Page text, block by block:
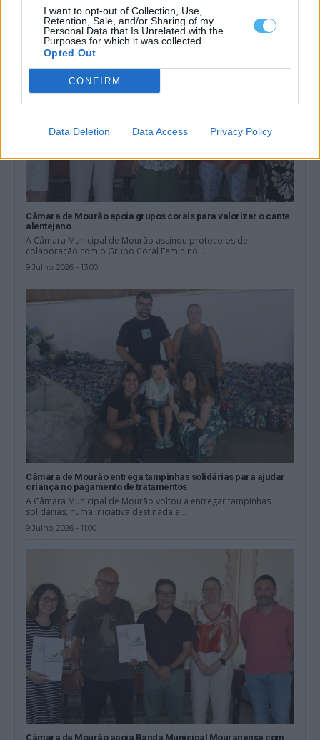
I want to opt-out of Collection, Use,
Retention, Sale, and/or Sharing of my
Personal Data that Is Unrelated with the
Purposes for which it was collected.
Opted Out
CONFIRM
Data Deletion Data Access Privacy Policy
14 Julho, 2026 - 12:56
Câmara de Mourão apoia grupos corais para valorizar o cante
alentejano
A Câmara Municipal de Mourão assinou protocolos de
colaboração com o Grupo Coral Feminino...
9 Julho, 2026 - 13:00
Câmara de Mourão entrega tampinhas solidárias para ajudar
criança no pagamento de tratamentos
A Câmara Municipal de Mourão voltou a entregar tampinhas
solidárias, numa iniciativa destinada a...
9 Julho, 2026 - 11:00
Câmara de Mourão apoia Banda Municipal Mouranense com